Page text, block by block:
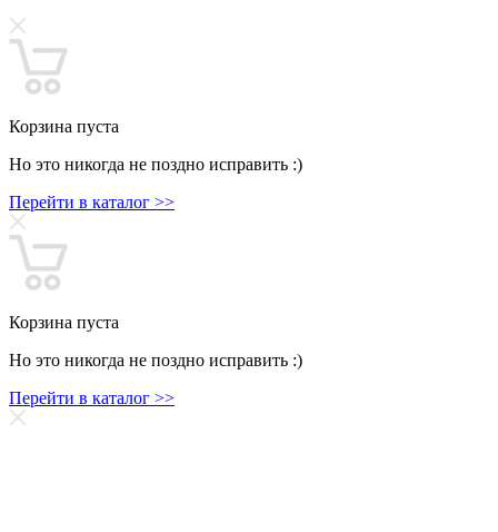
Корзина пуста
Но это никогда не поздно исправить :)
Перейти в каталог >>
Корзина пуста
Но это никогда не поздно исправить :)
Перейти в каталог >>